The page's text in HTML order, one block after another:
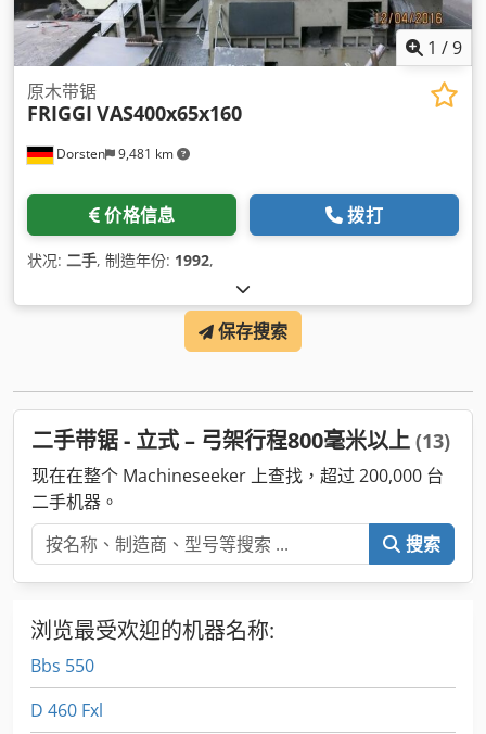
1 /9
Dorsten 9,481 km
原木带锯
FRIGGI VAS400x65x160
价格信息 拨打
状况: 二手, 制造年份: 1992,
保存搜索
二手带锯 - 立式 – 弓架行程800毫米以上 (13)
现在在整个 Machineseeker 上查找，超过 200,000 台
二手机器。
搜索
浏览最受欢迎的机器名称:
Bbs 550
D 460 Fxl